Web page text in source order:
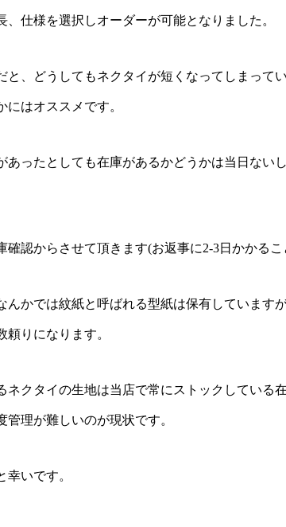
仕様を選択しオーダーが可能となりました。
と、どうしてもネクタイが短くなってしまって
はオススメです。
ったとしても在庫があるかどうかは当日ない
確認からさせて頂きます(お返事に2-3日かかる
んかでは紋紙と呼ばれる型紙は保有しています
りになります。
ネクタイの生地は当店で常にストックしている
理が難しいのが現状です。
いです。